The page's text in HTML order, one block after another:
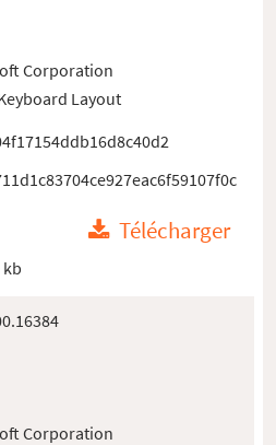
Corporation
Layout
Télécharger
kb
Corporation